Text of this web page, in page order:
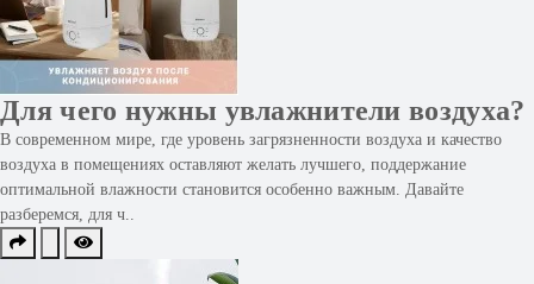
Для чего нужны увлажнители воздуха?
В современном мире, где уровень загрязненности воздуха и качество
воздуха в помещениях оставляют желать лучшего, поддержание
оптимальной влажности становится особенно важным. Давайте
разберемся, для ч..